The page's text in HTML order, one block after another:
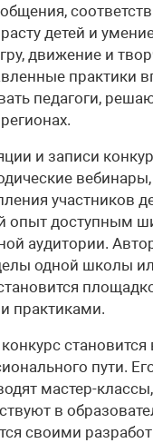
детей и
движение и
практики
педагоги,
и записи
участников
опыт доступным
аудитории.
одной школы
практиками.
пути.
мастер-
в
своими